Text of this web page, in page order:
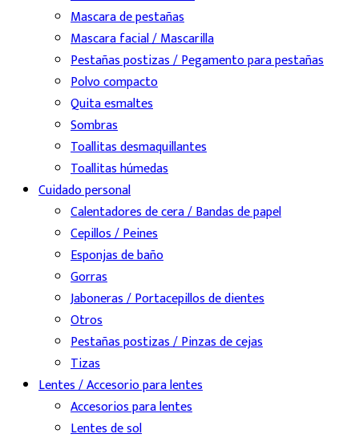
Mascara de pestañas
Mascara facial / Mascarilla
Pestañas postizas / Pegamento para pestañas
Polvo compacto
Quita esmaltes
Sombras
Toallitas desmaquillantes
Toallitas húmedas
Cuidado personal
Calentadores de cera / Bandas de papel
Cepillos / Peines
Esponjas de baño
Gorras
Jaboneras / Portacepillos de dientes
Otros
Pestañas postizas / Pinzas de cejas
Tizas
Lentes / Accesorio para lentes
Accesorios para lentes
Lentes de sol